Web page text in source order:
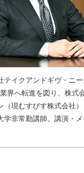
テイクアンドギヴ・ニ
界へ転進を図り、株式
（現むすびす株式会社
非常勤講師。講演・メ